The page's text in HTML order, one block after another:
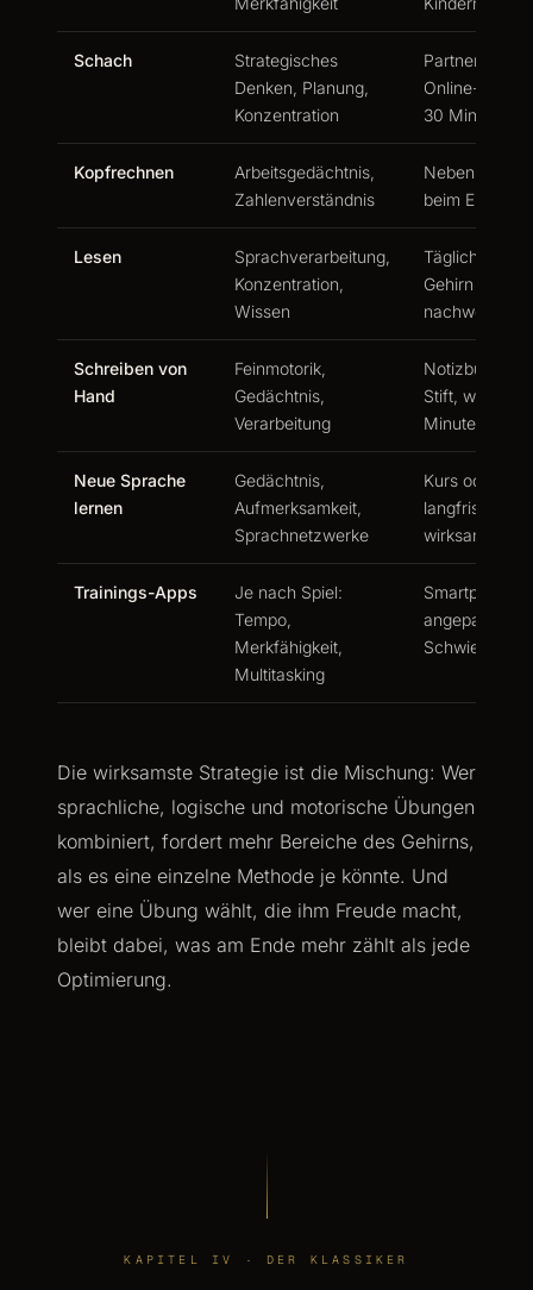
Schach
Strategisches
Denken, Planung,
Konzentration
Partner oder
Online-
30 Minuten
Kopfrechnen
Arbeitsgedächtnis,
Zahlenverständnis
Nebenbei,
beim
Lesen
Sprachverarbeitung,
Konzentration,
Wissen
Täglich, formt
Gehirn
nachweislich
Schreiben von
Hand
Feinmotorik,
Gedächtnis,
Verarbeitung
Notizbuch
Stift, wenige
Minuten
Neue Sprache
lernen
Gedächtnis,
Aufmerksamkeit,
Sprachnetzwerke
Kurs oder
langfristig am
wirksamsten
Trainings-Apps
Je nach Spiel:
Tempo,
Merkfähigkeit,
Multitasking
Smartphone,
angepasster
Die wirksamste Strategie ist die Mischung: Wer
sprachliche, logische und motorische Übungen
kombiniert, fordert mehr Bereiche des Gehirns,
als es eine einzelne Methode je könnte. Und
wer eine Übung wählt, die ihm Freude macht,
bleibt dabei, was am Ende mehr zählt als jede
Optimierung.
KAPITEL IV · DER KLASSIKER